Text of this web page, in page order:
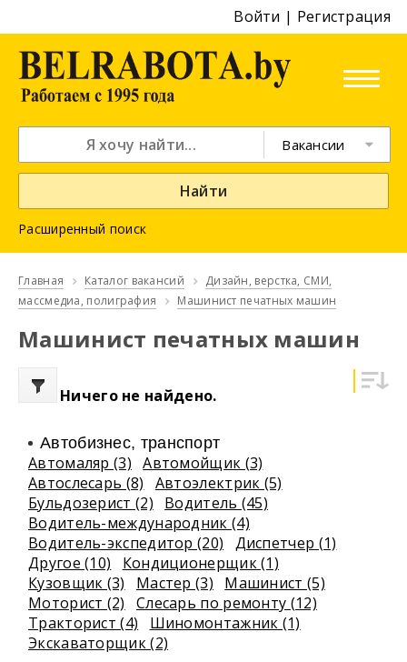
Войти | Регистрация
Вакансии
Найти
Расширенный поиск
Главная Каталог вакансий
Дизайн, верстка, СМИ,
массмедиа, полиграфия
Машинист печатных машин
Машинист печатных машин
Ничего не найдено.
Автобизнес, транспорт
Автомаляр (3)
Автомойщик (3)
Автослесарь (8)
Автоэлектрик (5)
Бульдозерист (2)
Водитель (45)
Водитель-международник (4)
Водитель-экспедитор (20)
Диспетчер (1)
Другое (10)
Кондиционерщик (1)
Кузовщик (3)
Мастер (3)
Машинист (5)
Моторист (2)
Слесарь по ремонту (12)
Тракторист (4)
Шиномонтажник (1)
Экскаваторщик (2)